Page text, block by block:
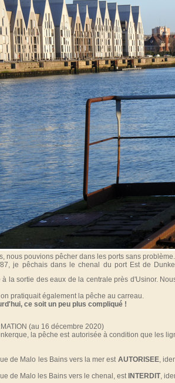
nous pouvions pêcher dans les ports sans problème.
je pêchais dans le chenal du port Est de
à la sortie des eaux de la centrale près d'Usinor.
pratiquait également la pêche au carreau.
ce soit un peu plus compliqué !
(au 16 décembre 2020)
la pêche est autorisée à condition que les
de Malo les Bains vers la mer est AUTORISEE,
de Malo les Bains vers le chenal, estINTERDIT,